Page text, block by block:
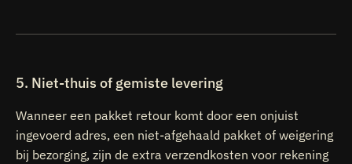
5. Niet-thuis of gemiste levering
Wanneer een pakket retour komt door een onjuist
ingevoerd adres, een niet-afgehaald pakket of weigering
bij bezorging, zijn de extra verzendkosten voor rekening